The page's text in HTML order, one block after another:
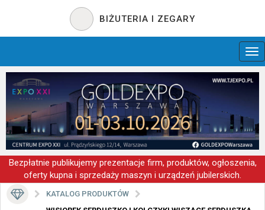
BIŻUTERIA I ZEGARY
Bezpłatnie publikujemy prezentacje firm, produktów, ogłoszenia,
oferty kupna i sprzedaży maszyn i urządzeń jubilerskich.
KATALOG PRODUKTÓW